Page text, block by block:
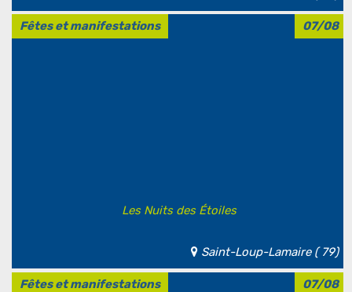
07/08
Fêtes et manifestations
Les Nuits des Étoiles
Saint-Loup-Lamaire ( 79)
07/08
Fêtes et manifestations